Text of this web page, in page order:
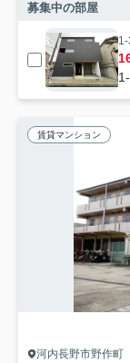
募集中の部屋
賃貸マンション
河内長野市野作町